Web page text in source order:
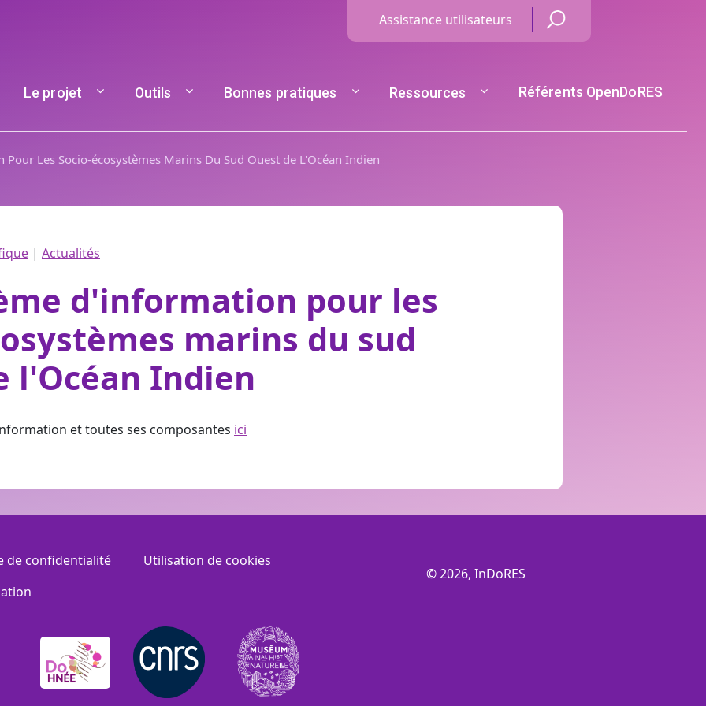
Menu Haut de page
Assistance utilisateurs
Navigation principale
Le projet Outils Bonnes pratiques Ressources Référents OpenDoRES
Les Socio-écosystèmes Marins Du Sud Ouest de L'Océan Indien
| Actualités
d'information pour les
marins du sud
l'Océan Indien
et toutes ses composantes ici
de confidentialité
Utilisation de cookies
© 2026, InDoRES